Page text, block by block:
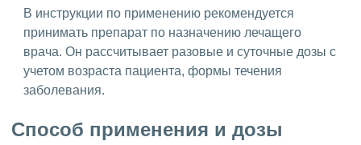
В инструкции по применению рекомендуется
принимать препарат по назначению лечащего
врача. Он рассчитывает разовые и суточные дозы с
учетом возраста пациента, формы течения
заболевания.
Способ применения и дозы